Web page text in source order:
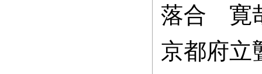
落合 寛
京都府